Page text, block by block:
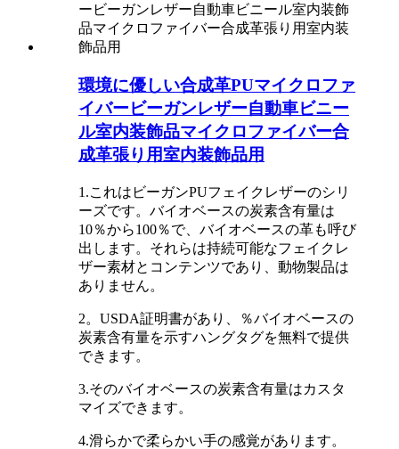
環境に優しい合成革PUマイクロファ
イバービーガンレザー自動車ビニー
ル室内装飾品マイクロファイバー合
成革張り用室内装飾品用
1.これはビーガンPUフェイクレザーのシリ
ーズです。バイオベースの炭素含有量は
10％から100％で、バイオベースの革も呼び
出します。それらは持続可能なフェイクレ
ザー素材とコンテンツであり、動物製品は
ありません。
2。USDA証明書があり、％バイオベースの
炭素含有量を示すハングタグを無料で提供
できます。
3.そのバイオベースの炭素含有量はカスタ
マイズできます。
4.滑らかで柔らかい手の感覚があります。